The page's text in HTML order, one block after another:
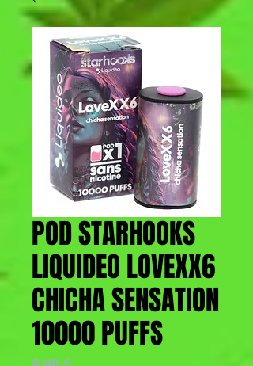
POD STARHOOKS
LIQUIDEO LOVEXX6
CHICHA SENSATION
10000 PUFFS